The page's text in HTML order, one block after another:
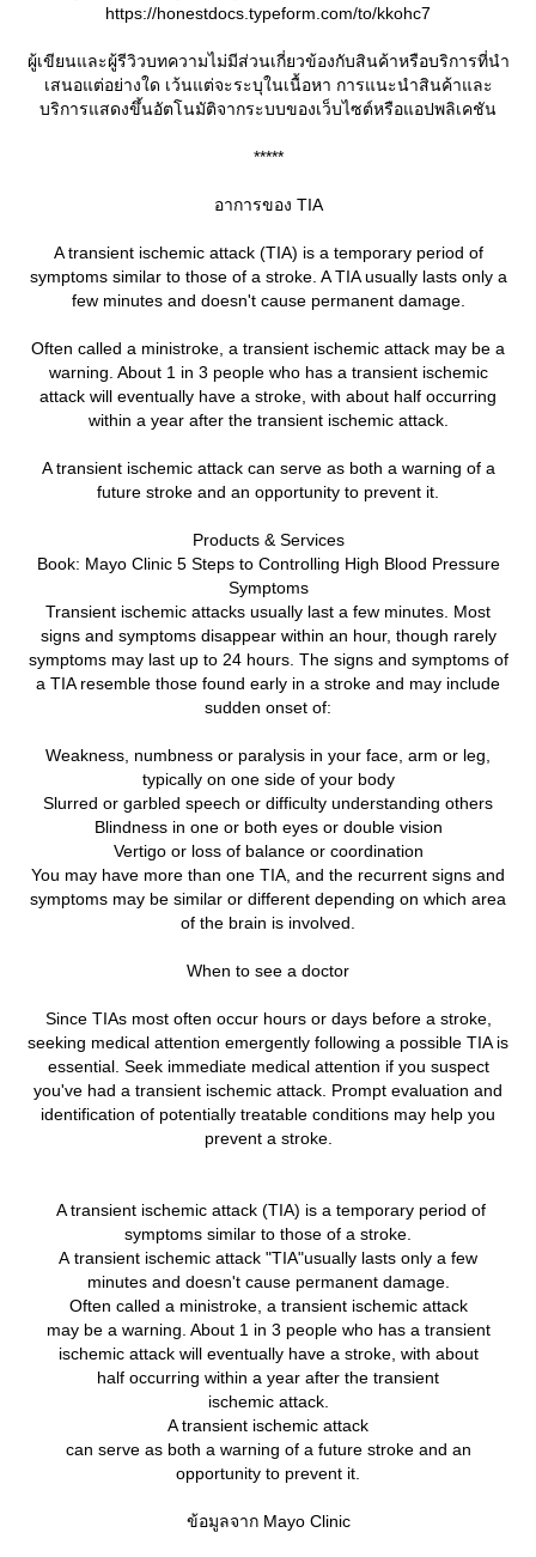
https://honestdocs.typeform.com/to/kkohc7
ผู้เขียนและผู้รีวิวบทความไม่มีส่วนเกี่ยวข้องกับสินค้าหรือบริการที่นำ
เสนอแต่อย่างใด เว้นแต่จะระบุในเนื้อหา การแนะนำสินค้าและ
บริการแสดงขึ้นอัตโนมัติจากระบบของเว็บไซต์หรือแอปพลิเคชัน
*****
อาการของ TIA
A transient ischemic attack (TIA) is a temporary period of
symptoms similar to those of a stroke. A TIA usually lasts only a
few minutes and doesn't cause permanent damage.
Often called a ministroke, a transient ischemic attack may be a
warning. About 1 in 3 people who has a transient ischemic
attack will eventually have a stroke, with about half occurring
within a year after the transient ischemic attack.
A transient ischemic attack can serve as both a warning of a
future stroke and an opportunity to prevent it.
Products & Services
Book: Mayo Clinic 5 Steps to Controlling High Blood Pressure
Symptoms
Transient ischemic attacks usually last a few minutes. Most
signs and symptoms disappear within an hour, though rarely
symptoms may last up to 24 hours. The signs and symptoms of
a TIA resemble those found early in a stroke and may include
sudden onset of:
Weakness, numbness or paralysis in your face, arm or leg,
typically on one side of your body
Slurred or garbled speech or difficulty understanding others
Blindness in one or both eyes or double vision
Vertigo or loss of balance or coordination
You may have more than one TIA, and the recurrent signs and
symptoms may be similar or different depending on which area
of the brain is involved.
When to see a doctor
Since TIAs most often occur hours or days before a stroke,
seeking medical attention emergently following a possible TIA is
essential. Seek immediate medical attention if you suspect
you've had a transient ischemic attack. Prompt evaluation and
identification of potentially treatable conditions may help you
prevent a stroke.
A transient ischemic attack (TIA) is a temporary period of
symptoms similar to those of a stroke.
A transient ischemic attack "TIA"usually lasts only a few
minutes and doesn't cause permanent damage.
Often called a ministroke, a transient ischemic attack
may be a warning. About 1 in 3 people who has a transient
ischemic attack will eventually have a stroke, with about
half occurring within a year after the transient
ischemic attack.
A transient ischemic attack
can serve as both a warning of a future stroke and an
opportunity to prevent it.
ข้อมูลจาก Mayo Clinic